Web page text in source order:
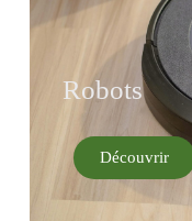
Robots
Découvrir